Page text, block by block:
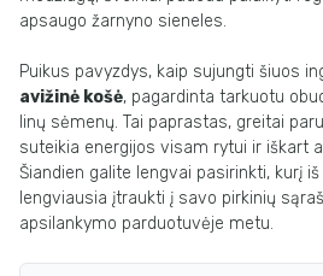
apsaugo žarnyno sieneles.
Puikus pavyzdys, kaip sujungti šiuos
avižinė košė, pagardinta tarkuotu
linų sėmenų. Tai paprastas, greitai
suteikia energijos visam rytui ir iškart
Šiandien galite lengvai pasirinkti, kurį
lengviausia įtraukti į savo pirkinių
apsilankymo parduotuvėje metu.